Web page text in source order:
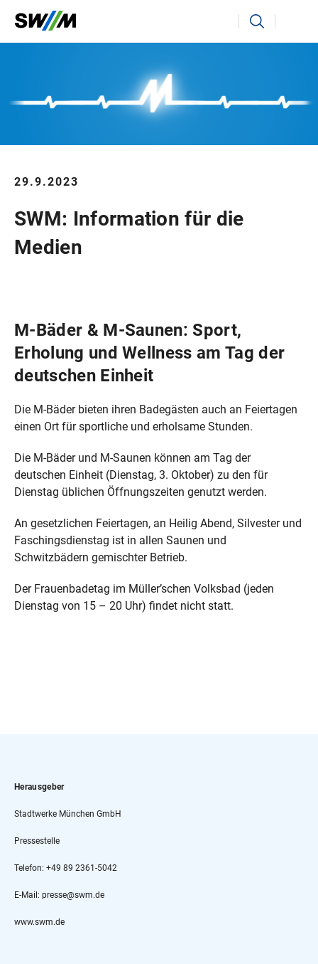
Ihr Suchbegriff Suchen
29.9.2023
SWM: Information für die
Medien
M‑Bäder & M‑Saunen: Sport,
Erholung und Wellness am Tag der
deutschen Einheit
Die M‑Bäder bieten ihren Badegästen auch an Feiertagen
einen Ort für sportliche und erholsame Stunden.
Die M‑Bäder und M‑Saunen können am Tag der
deutschen Einheit (Dienstag, 3. Oktober) zu den für
Dienstag üblichen Öffnungszeiten genutzt werden.
An gesetzlichen Feiertagen, an Heilig Abend, Silvester und
Faschingsdienstag ist in allen Saunen und
Schwitzbädern gemischter Betrieb.
Der Frauenbadetag im Müller’schen Volksbad (jeden
Dienstag von 15 – 20 Uhr) findet nicht statt.
Herausgeber
Stadtwerke München GmbH
Pressestelle
Telefon: +49 89 2361-5042
E-Mail: presse@swm.de
www.swm.de